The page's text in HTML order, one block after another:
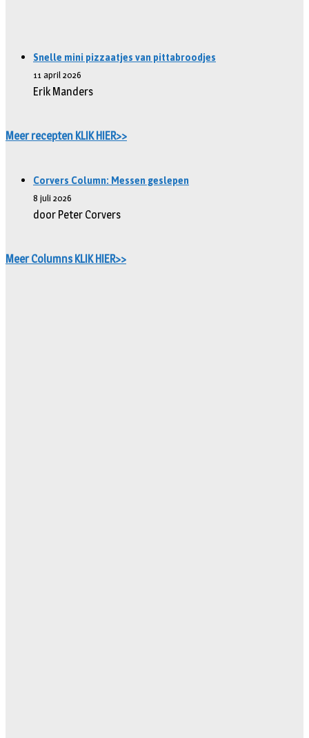
Snelle mini pizzaatjes van pittabroodjes
11 april 2026
Erik Manders
Meer recepten KLIK HIER>>
Corvers Column: Messen geslepen
8 juli 2026
door Peter Corvers
Meer Columns KLIK HIER>>